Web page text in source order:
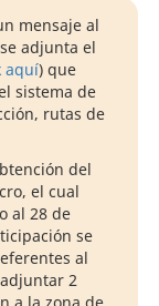
mensaje al
adjunta el
aquí) que
sistema de
rutas de
del
el cual
al 28 de
se
al
2